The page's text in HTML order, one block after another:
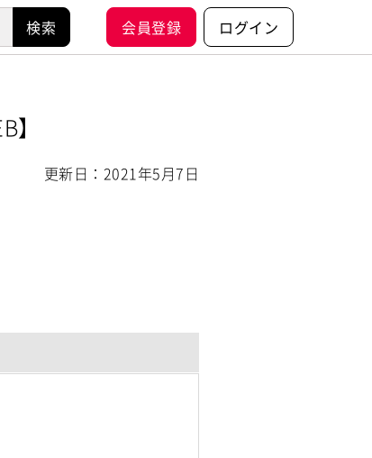
会員登録 ログイン
更新日：2021年5月7日